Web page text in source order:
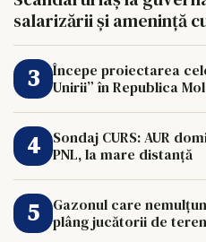
salarizării și amenință
Începe proiectarea
Unirii” în Republica
Sondaj CURS: AUR
PNL, la mare distanță
Gazonul care
plâng jucătorii de